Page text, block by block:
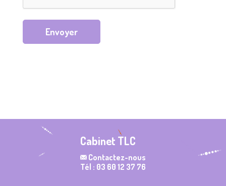
Envoyer
Cabinet TLC
Contactez-nous
Tél : 03 60 12 37 76